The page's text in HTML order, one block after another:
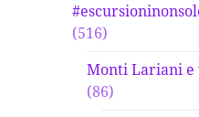
(516)
Monti Lariani
(86)